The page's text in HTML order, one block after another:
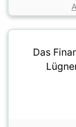
Das